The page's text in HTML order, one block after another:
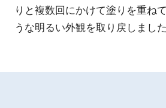
りと複数回にかけて塗りを重ね
うな明るい外観を取り戻しました